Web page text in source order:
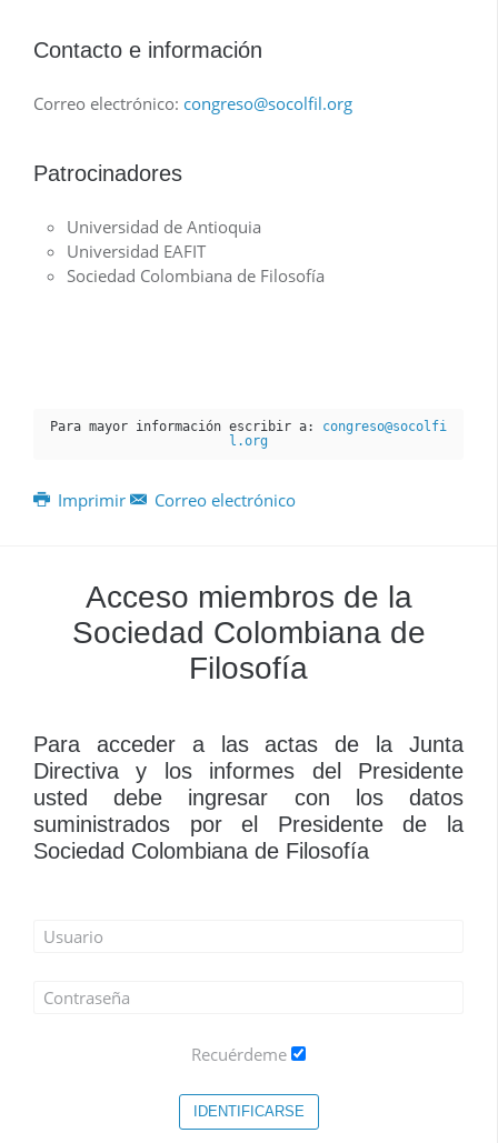
Contacto e información
Correo electrónico: congreso@socolfil.org
Patrocinadores
Universidad de Antioquia
Universidad EAFIT
Sociedad Colombiana de Filosofía
Para mayor información escribir a: congreso@socolfi
l.org
Imprimir Correo electrónico
Acceso miembros de la
Sociedad Colombiana de
Filosofía
Para acceder a las actas de la Junta
Directiva y los informes del Presidente
usted debe ingresar con los datos
suministrados por el Presidente de la
Sociedad Colombiana de Filosofía
Recuérdeme
IDENTIFICARSE